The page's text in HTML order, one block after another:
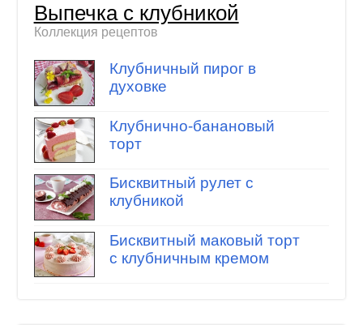
Выпечка с клубникой
Коллекция рецептов
Клубничный пирог в
духовке
Клубнично-банановый
торт
Бисквитный рулет с
клубникой
Бисквитный маковый торт
с клубничным кремом